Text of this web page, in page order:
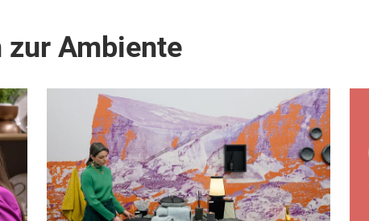
Ambiente